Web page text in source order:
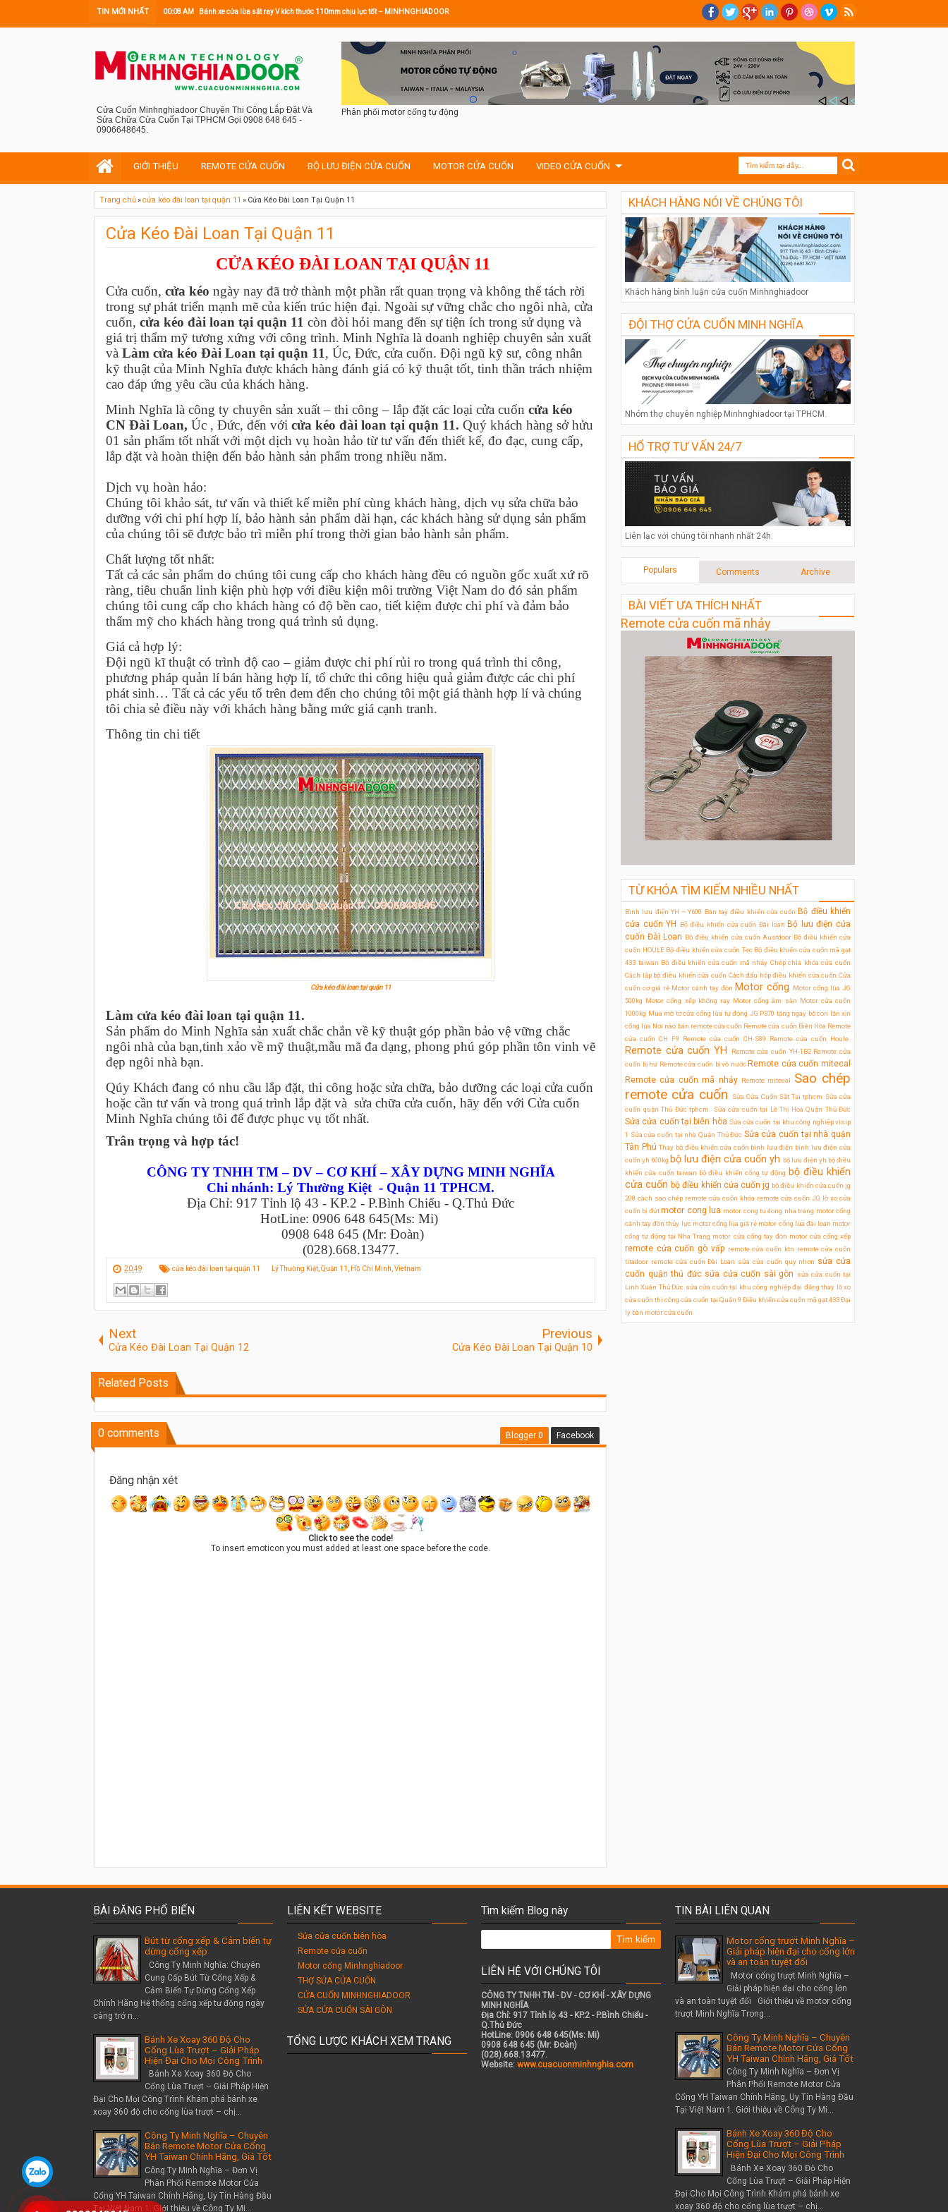
TIN MỚI NHẤT 00:08 AM Bánh xe cửa lùa sắt ray V kích thước 110mm chịu lực tốt – MINHNGHIADOOR
Cửa Cuốn Minhnghiadoor Chuyên Thi Công Lắp Đặt Và
Sửa Chữa Cửa Cuốn Tại TPHCM Gọi 0908 648 645 -
0906648645.
Phân phối motor cổng tự động
GIỚI THIỆU REMOTE CỬA CUỐN BỘ LƯU ĐIỆN CỬA CUỐN MOTOR CỬA CUỐN VIDEO CỬA CUỐN
Trang chủ»cửa kéo đài loan tại quận 11 » Cửa Kéo Đài Loan Tại Quận 11
Cửa Kéo Đài Loan Tại Quận 11
CỬA KÉO ĐÀI LOAN TẠI QUẬN 11
Cửa cuốn, cửa kéo ngày nay đã trở thành một phần rất quan trọng và không thể tách rời
trong sự phát triển mạnh mẽ của kiến trúc hiện đại. Ngoài sự vững chắc cho ngôi nhà, cửa
cuốn, cửa kéo đài loan tại quận 11 còn đòi hỏi mang đến sự tiện ích trong sử dụng và
giá trị thẩm mỹ tương xứng với công trình. Minh Nghĩa là doanh nghiệp chuyên sản xuất
và Làm cửa kéo Đài Loan tại quận 11, Úc, Đức, cửa cuốn. Đội ngũ kỹ sư, công nhân
kỹ thuật của Minh Nghĩa được khách hàng đánh giá có kỹ thuật tốt, tinh thần trách nhiệm
cao đáp ứng yêu cầu của khách hàng.
Minh Nghĩa là công ty chuyên sản xuất – thi công – lắp đặt các loại cửa cuốn cửa kéo
CN Đài Loan, Úc , Đức, đến với cửa kéo đài loan tại quận 11. Quý khách hàng sở hửu
01 sản phẩm tốt nhất với một dịch vụ hoàn hảo từ tư vấn đến thiết kế, đo đạc, cung cấp,
lắp đặt và hoàn thiện đến bảo hành sản phẩm trong nhiều năm.
Dịch vụ hoàn hảo:
Chúng tôi khảo sát, tư vấn và thiết kế miễn phí cùng khách hàng, dịch vụ sửa chữa bảo
dưỡng với chi phí hợp lí, bảo hành sản phẩm dài hạn, các khách hàng sử dụng sản phẩm
của chúng tôi sẽ được bảo trì miễn phí trong thời gian bảo hành sản phẩm.
Chất lượng tốt nhất:
Tất cả các sản phẩm do chúng tôi cung cấp cho khách hàng đều có nguồn gốc xuất xứ rõ
ràng, tiêu chuẩn linh kiện phù hợp với điều kiện môi trường Việt Nam do đó sản phẩm
chúng tôi cung cấp cho khách hàng có độ bền cao, tiết kiệm được chi phí và đảm bảo
thẩm mỹ cho khách hàng trong quá trình sủ dụng.
Giá cả hợp lý:
Đội ngũ kĩ thuật có trình độ cao – giảm được chi phí rủi ro trong quá trình thi công,
phương pháp quản lí bán hàng hợp lí, tổ chức thi công hiệu quả giảm được các chi phí
phát sinh… Tất cả các yếu tố trên đem đến cho chúng tôi một giá thành hợp lí và chúng
tôi chia sẻ điều này với khách hàng bằng mức giá cạnh tranh.
Thông tin chi tiết
Cửa kéo đài loan tại quận 11
Làm cửa kéo đài loan tại quận 11.
Sản phẩm do Minh Nghĩa sản xuất chắc chắn về kỹ thuật góp phần bảo vệ vững chắc
ngôi nhà của bạn,tinh xảo về mỹ thuật,mẫu mã đa dạng, phong phú góp phần tôn vinh vẽ
đẹp ngôi nhà bạn.
Qúy Khách đang có nhu cầu lắp đặt, thi công hoặc sửa chữa, bảo dưỡng các loại cửa cuốn
hoặc cần tư vấn và trong quá trình lắp đặt và sửa chữa cửa cuốn, hãy đến với Cửa cuốn
Minh Nghĩa chúng tôi để được phục vụ tốt nhất.
Trân trọng và hợp tác!
CÔNG TY TNHH TM – DV – CƠ KHÍ – XÂY DỰNG MINH NGHĨA
Chi nhánh: Lý Thường Kiệt - Quận 11 TPHCM.
Địa Chỉ: 917 Tỉnh lộ 43 - KP.2 - P.Bình Chiểu - Q.Thủ Đức
HotLine: 0906 648 645(Ms: Mi)
0908 648 645 (Mr: Đoàn)
(028).668.13477.
20:49 cửa kéo đài loan tại quận 11 Lý Thường Kiệt, Quận 11, Hồ Chí Minh, Vietnam
Next
Cửa Kéo Đài Loan Tại Quận 12
Previous
Cửa Kéo Đài Loan Tại Quận 10
Related Posts
0 comments Blogger 0 Facebook
Đăng nhận xét
Click to see the code!
To insert emoticon you must added at least one space before the code.
KHÁCH HÀNG NÓI VỀ CHÚNG TÔI
Khách hàng bình luận cửa cuốn Minhnghiadoor
ĐỘI THỢ CỬA CUỐN MINH NGHĨA
Nhóm thợ chuyên nghiệp Minhnghiadoor tại TPHCM.
HỔ TRỢ TƯ VẤN 24/7
Liên lạc với chúng tôi nhanh nhất 24h.
Populars Comments Archive
BÀI VIẾT ƯA THÍCH NHẤT
Remote cửa cuốn mã nhảy
TỪ KHÓA TÌM KIẾM NHIỀU NHẤT
Bình lưu điện YH – Y600 Bán tay điều khiển cửa cuốn Bộ điều khiển
cửa cuốn YH
Bộ điều khiển cửa cuốn Đài loan Bộ lưu điện cửa
cuốn Đài Loan Bộ điều khiển cửa cuốn Austdoor Bộ điều khiển cửa
cuốn HOULE Bộ điều khiển cửa cuốn Tec Bộ điều khiển cửa cuốn mã gạt
433 taiwan Bộ điều khiển cửa cuốn mã nhảy Chép chìa khóa cửa cuốn
Cách lắp bộ điều khiển cửa cuốn Cách đấu hộp điều khiển cửa cuốn Cửa
cuốn cơ giá rẻ Motor cánh tay đòn Motor cổng
Motor cổng lùa JG
500kg Motor cổng xếp không ray Motor cổng âm sàn Motor cửa cuốn
1000kg Mua mô tơ cửa cổng lùa tự động JG P370 tặng ngay bộ con lăn xịn
cổng lùa Nơi nào bán remote cửa cuốn Remote cửa cuốn Biên Hòa Remote
cửa cuốn CH F9
Remote cửa cuốn CH-S89 Remote cửa cuốn Houle.
Remote cửa cuốn YH Remote cửa cuốn YH-1B2 Remote cửa
cuốn bị hư Remote cửa cuốn bị vô nước Remote cửa cuốn mitecal
Remote cửa cuốn mã nhảy Remote mitecal
Sao chép
remote cửa cuốn
Sửa Cửa Cuốn Sắt Tại tphcm Sửa cửa
cuốn quận Thủ Đức tphcm.
Sửa cửa cuốn tại Lê Thị Hoa Quận Thủ Đức
Sửa cửa cuốn tại biên hòa Sửa cửa cuốn tại khu công nghiệp visip
1 Sửa cửa cuốn tại nhà Quận Thủ Đức Sửa cửa cuốn tại nhà quận
Tân Phú Thay bộ điều khiển cửa cuốn bình lưu điện bình lưu điện cửa
cuốn yh 600kg bộ lưu điện cửa cuốn yh bộ lưu điện ỵh bộ điều
khiển cửa cuốn taiwan bộ điều khiển cổng tự động
bộ điều khiển
cửa cuốn bộ điều khiển cửa cuốn jg bộ điều khiển cửa cuốn jg
208 cách sao chép remote cửa cuốn khóa remote cửa cuốn JG lò xo cửa
cuốn bị đứt motor cong lua motor cong tu dong nha trang motor cổng
cánh tay đòn thủy lực motor cổng lùa giá rẻ motor cổng lùa đài loan motor
cổng tự động tại Nha Trang motor cửa cổng tay đòn motor cửa cổng xếp
remote cửa cuốn gò vấp remote cửa cuốn ktn remote cửa cuốn
titadoor remote cửa cuốn Đài Loan sửa cửa cuốn quy nhơn sửa cửa
cuốn quận thủ đức sửa cửa cuốn sài gòn
sửa cửa cuốn tại
Linh Xuân Thủ Đức sửa cửa cuốn tại khu công nghiệp đại đăng thay lò xo
cửa cuốn thi công cửa cuốn tại Quận 9 Điều khiển cửa cuốn mã gạt 433Đại
lý bán motor cửa cuốn
BÀI ĐĂNG PHỔ BIẾN
Bút từ cổng xếp & Cảm biến tự
dừng cổng xếp
Công Ty Minh Nghĩa: Chuyên
Cung Cấp Bút Từ Cổng Xếp &
Cảm Biến Tự Dừng Cổng Xếp
Chính Hãng Hệ thống cổng xếp tự động ngày
càng trở n...
Bánh Xe Xoay 360 Độ Cho
Cổng Lùa Trượt – Giải Pháp
Hiện Đại Cho Mọi Công Trình
Bánh Xe Xoay 360 Độ Cho
Cổng Lùa Trượt – Giải Pháp Hiện
Đại Cho Mọi Công Trình Khám phá bánh xe
xoay 360 độ cho cổng lùa trượt – chị...
Công Ty Minh Nghĩa – Chuyên
Bán Remote Motor Cửa Cổng
YH Taiwan Chính Hãng, Giá Tốt
Công Ty Minh Nghĩa – Đơn Vị
Phân Phối Remote Motor Cửa
Cổng YH Taiwan Chính Hãng, Uy Tín Hàng Đầu
Tại Việt Nam 1. Giới thiệu về Công Ty Mi...
LIÊN KẾT WEBSITE
Sửa cửa cuốn biên hòa
Remote cửa cuốn
Motor cổng Minhnghiadoor
THỢ SỬA CỬA CUỐN
CỬA CUỐN MINHNGHIADOOR
SỬA CỬA CUỐN SÀI GÒN
TỔNG LƯỢC KHÁCH XEM TRANG
Tìm kiếm Blog này
LIÊN HỆ VỚI CHÚNG TÔI
CÔNG TY TNHH TM - DV - CƠ KHÍ - XÂY DỰNG
MINH NGHĨA
Địa Chỉ: 917 Tỉnh lộ 43 - KP.2 - P.Bình Chiểu -
Q.Thủ Đức
HotLine: 0906 648 645(Ms: Mi)
0908 648 645 (Mr: Đoàn)
(028).668.13477.
Website: www.cuacuonminhnghia.com
TIN BÀI LIÊN QUAN
Motor cổng trượt Minh Nghĩa –
Giải pháp hiện đại cho cổng lớn
và an toàn tuyệt đối
Motor cổng trượt Minh Nghĩa –
Giải pháp hiện đại cho cổng lớn
và an toàn tuyệt đối Giới thiệu về motor cổng
trượt Minh Nghĩa Trong...
Công Ty Minh Nghĩa – Chuyên
Bán Remote Motor Cửa Cổng
YH Taiwan Chính Hãng, Giá Tốt
Công Ty Minh Nghĩa – Đơn Vị
Phân Phối Remote Motor Cửa
Cổng YH Taiwan Chính Hãng, Uy Tín Hàng Đầu
Tại Việt Nam 1. Giới thiệu về Công Ty Mi...
Bánh Xe Xoay 360 Độ Cho
Cổng Lùa Trượt – Giải Pháp
Hiện Đại Cho Mọi Công Trình
Bánh Xe Xoay 360 Độ Cho
Cổng Lùa Trượt – Giải Pháp Hiện
Đại Cho Mọi Công Trình Khám phá bánh xe
xoay 360 độ cho cổng lùa trượt – chị...